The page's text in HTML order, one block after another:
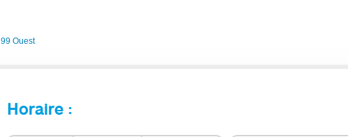
99 Ouest
Horaire :